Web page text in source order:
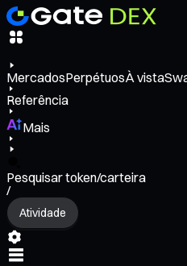
MercadosPerpétuosÀ vista
Referência
Mais
Pesquisar token/carteira
/
Atividade